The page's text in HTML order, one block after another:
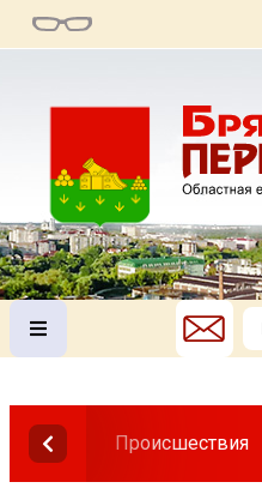
Происшествия